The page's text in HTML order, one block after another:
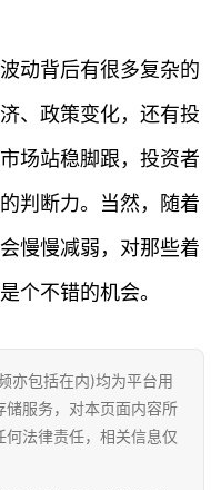
动背后有很多复杂的
、政策变化，还有投
场站稳脚跟，投资者
判断力。当然，随着
慢慢减弱，对那些着
个不错的机会。
亦包括在内)均为平台用
储服务，对本页面内容所
法律责任，相关信息仅